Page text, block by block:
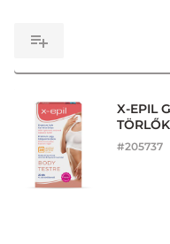
X-EPIL
#205737